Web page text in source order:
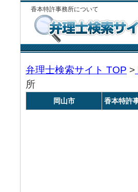
香本特許事務所について
弁理士検索サイト TOP >
所
岡山市 香本特許